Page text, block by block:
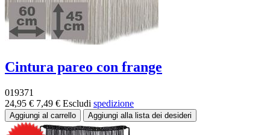
Cintura pareo con frange
019371
24,95 € 7,49 € Escludi spedizione